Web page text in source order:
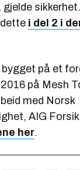
i del 2 i
bygget på et
på Mesh
med Norsk
AIG
her.